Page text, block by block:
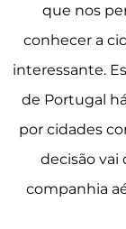
que nos
conhecer a
interessante.
de Portugal
por cidades
decisão vai
companhia